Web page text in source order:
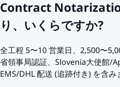
Contract
り、いくらですか?
全工程 5〜10 営業日、2,500〜
省領事局認証、Slovenia大使館/
EMS/DHL 配送 (追跡付き) を含み